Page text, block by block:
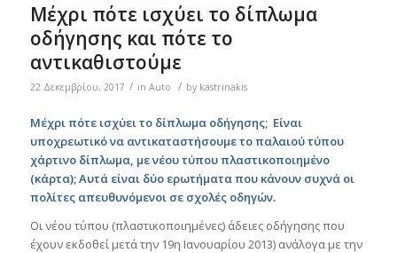
Μέχρι πότε ισχύει το δίπλωμα
οδήγησης και πότε το
αντικαθιστούμε
22 Δεκεμβρίου, 2017 / in Auto / by kastrinakis
Μέχρι πότε ισχύει το δίπλωμα οδήγησης; Είναι
υποχρεωτικό να αντικαταστήσουμε το παλαιού τύπου
χάρτινο δίπλωμα, με νέου τύπου πλαστικοποιημένο
(κάρτα); Αυτά είναι δύο ερωτήματα που κάνουν συχνά οι
πολίτες απευθυνόμενοι σε σχολές οδηγών.
Οι νέου τύπου (πλαστικοποιημένες) άδειες οδήγησης που
έχουν εκδοθεί μετά την 19η Ιανουαρίου 2013) ανάλογα με την